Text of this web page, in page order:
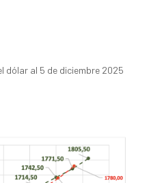
dólar al 5 de diciembre 2025